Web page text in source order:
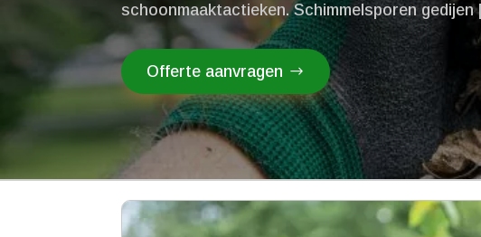
schoonmaaktactieken.​ Schimmelsporen
Offerte aanvragen